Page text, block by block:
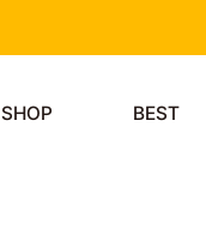
SHOP BEST